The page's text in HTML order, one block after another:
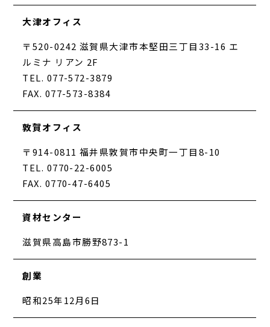
大津オフィス
〒520-0242 滋賀県大津市本堅田三丁目33-16 エ
ルミナ リアン 2F
TEL. 077-572-3879
FAX. 077-573-8384
敦賀オフィス
〒914-0811 福井県敦賀市中央町一丁目8-10
TEL. 0770-22-6005
FAX. 0770-47-6405
資材センター
滋賀県高島市勝野873-1
創業
昭和25年12月6日